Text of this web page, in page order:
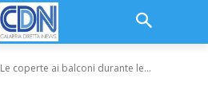
Le coperte ai balconi durante le...